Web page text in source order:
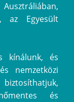
az Egyesült
kínálunk, és
nemzetközi
biztosíthatjuk,
és